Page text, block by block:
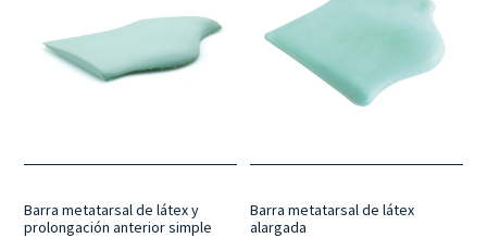
Barra metatarsal de látex y
prolongación anterior simple
Barra metatarsal de látex
alargada